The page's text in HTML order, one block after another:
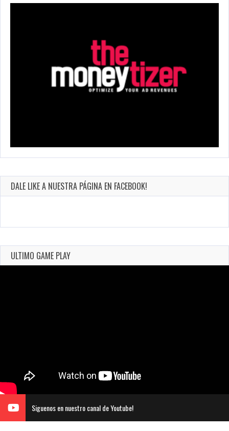
DALE LIKE A NUESTRA PÁGINA EN FACEBOOK!
ULTIMO GAME PLAY
Siguenos en nuestro canal de Youtube!